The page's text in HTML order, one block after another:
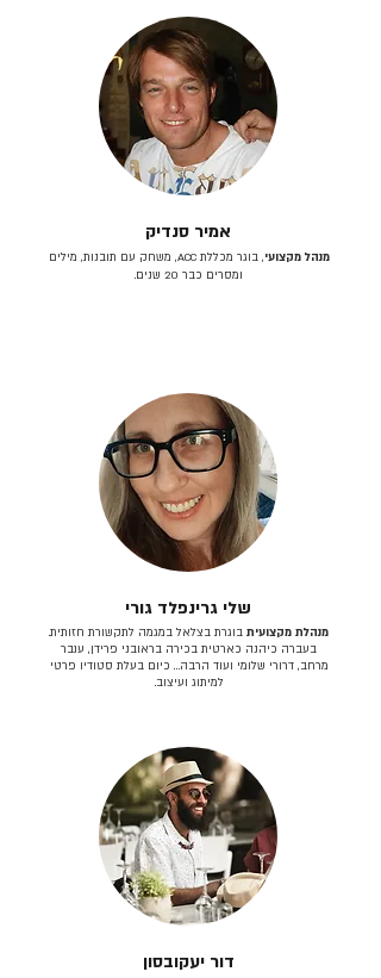
אמיר סנדיק
מנהל מקצועי
, בוגר מכללת ACC, משחק עם תובנות, מילים
ומסרים כבר 20 שנים.
שלי גרינפלד גורי
מנהלת מקצועית בוגרת בצלאל במגמה לתקשורת חזותית.
בעברה כיהנה כארטית בכירה בראובני פרידן, ענבר
מרחב, דרורי שלומי ועוד הרבה… כיום בעלת סטודיו פרטי
למיתוג ועיצוב.
דור יעקובסון